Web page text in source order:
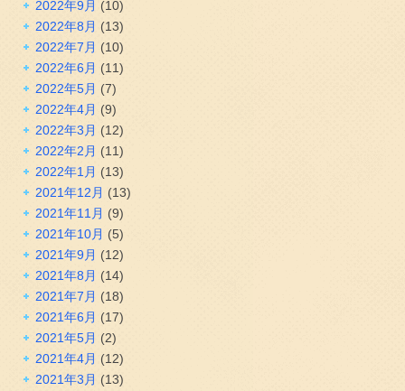
2022年9月 (10)
2022年8月 (13)
2022年7月 (10)
2022年6月 (11)
2022年5月 (7)
2022年4月 (9)
2022年3月 (12)
2022年2月 (11)
2022年1月 (13)
2021年12月 (13)
2021年11月 (9)
2021年10月 (5)
2021年9月 (12)
2021年8月 (14)
2021年7月 (18)
2021年6月 (17)
2021年5月 (2)
2021年4月 (12)
2021年3月 (13)